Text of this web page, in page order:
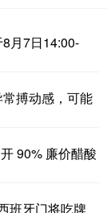
月7日14:00-
搏动感，可能
90% 廉价醋酸
班牙门将吃牌